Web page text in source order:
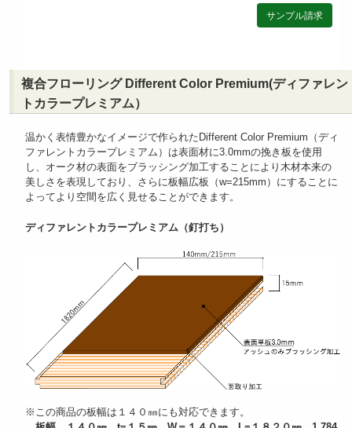
複合フローリング Different Color Premium(ディファレン
トカラープレミアム）
温かく表情豊かなイメージで作られたDifferent Color Premium（ディ
ファレントカラープレミアム）は表面材に3.0mmの挽き板を使用
し、オーク材の表面をブラッシング加工することにより木材本来の
美しさを表現しており、さらに板幅広板（w=215mm）にすることに
よってより空間を広く見せることができます。
ディファレントカラープレミアム（釘打ち）
※この商品の板幅は１４０㎜にも対応できます。